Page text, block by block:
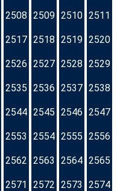
2508 2509 2510 2511
2517 2518 2519 2520
2526 2527 2528 2529
2535 2536 2537 2538
2544 2545 2546 2547
2553 2554 2555 2556
2562 2563 2564 2565
2571 2572 2573 2574